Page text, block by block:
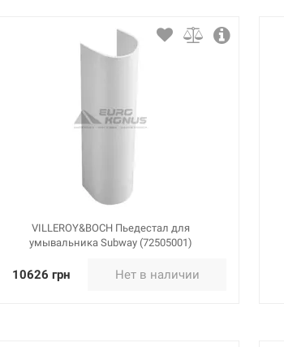
VILLEROY&BOCH Пьедестал для
умывальника Subway (72505001)
10626 грн Нет в наличии